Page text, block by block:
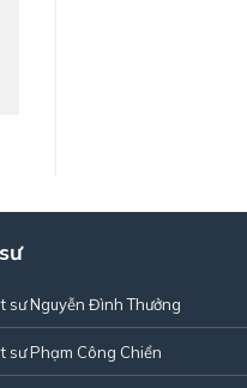
sư Nguyễn Đình Thưởng
sư Phạm Công Chiển